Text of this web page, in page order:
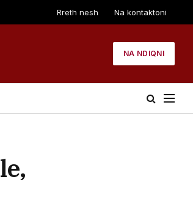
Rreth nesh Na kontaktoni
NA NDIQNI